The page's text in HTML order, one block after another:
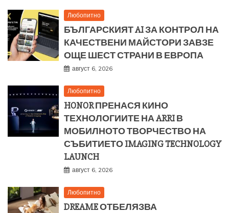
Любопитно
БЪЛГАРСКИЯТ AI ЗА КОНТРОЛ НА
КАЧЕСТВЕНИ МАЙСТОРИ ЗАВЗЕ
ОЩЕ ШЕСТ СТРАНИ В ЕВРОПА
август 6, 2026
Любопитно
HONOR ПРЕНАСЯ КИНО
ТЕХНОЛОГИИТЕ НА ARRI В
МОБИЛНОТО ТВОРЧЕСТВО НА
СЪБИТИЕТО IMAGING TECHNOLOGY
LAUNCH
август 6, 2026
Любопитно
DREAME ОТБЕЛЯЗВА